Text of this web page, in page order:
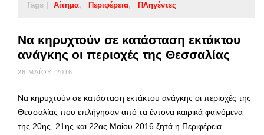
Tags | Αίτημα Περιφέρεια ΠΛηγέντες
Να κηρυχτούν σε κατάσταση εκτάκτου
ανάγκης οι περιοχές της Θεσσαλίας
26 ΜΑΪ́ΟΥ, 2016
Να κηρυχτούν σε κατάσταση εκτάκτου ανάγκης οι περιοχές της
Θεσσαλίας που επλήγησαν από τα έντονα καιρικά φαινόμενα
της 20ης, 21ης και 22ας Μαΐου 2016 ζητά η Περιφέρεια